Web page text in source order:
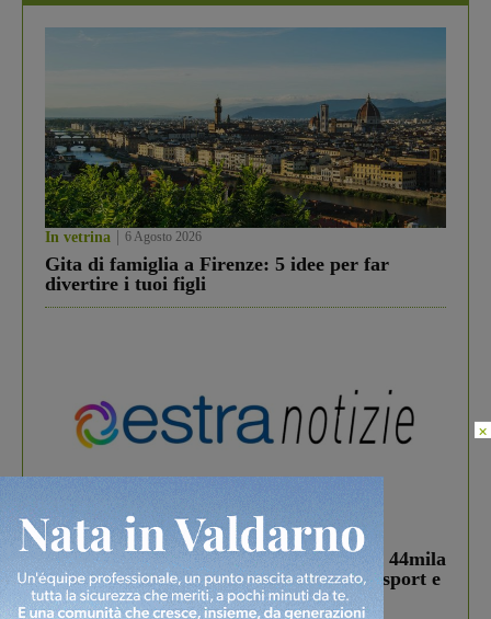
In vetrina 6 Agosto 2026
Gita di famiglia a Firenze: 5 idee per far
divertire i tuoi figli
In vetrina 3 Agosto 2026
Estra Notizie agosto: Smart Cities, oltre 44mila
studenti coinvolti, torna il bando per lo sport e
debutta il podcast Estrair
×